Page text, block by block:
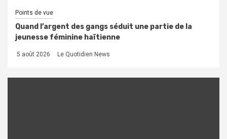
Points de vue
Quand l’argent des gangs séduit une partie de la
jeunesse féminine haïtienne
5 août 2026 Le Quotidien News